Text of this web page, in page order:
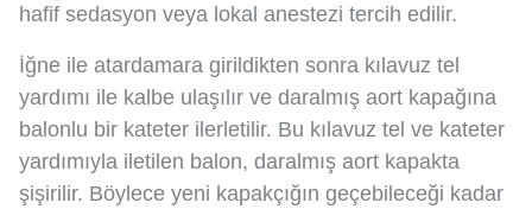
hafif sedasyon veya lokal anestezi tercih edilir.
İğne ile atardamara girildikten sonra kılavuz tel
yardımı ile kalbe ulaşılır ve daralmış aort kapağına
balonlu bir kateter ilerletilir. Bu kılavuz tel ve kateter
yardımıyla iletilen balon, daralmış aort kapakta
şişirilir. Böylece yeni kapakçığın geçebileceği kadar